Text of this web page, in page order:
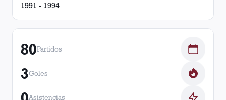
1991 - 1994
80Partidos
3Goles
Asistencias